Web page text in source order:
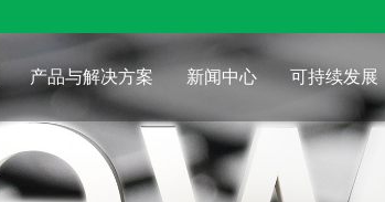
产品与解决方案 新闻中心 可持续发展